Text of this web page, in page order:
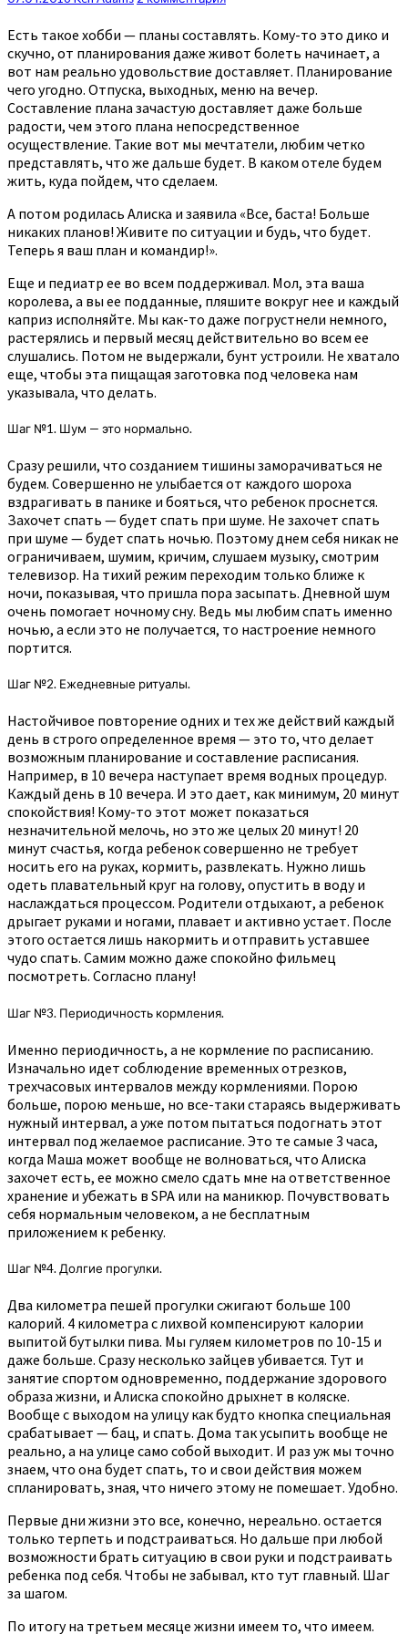
Есть такое хобби — планы составлять. Кому-то это дико и
скучно, от планирования даже живот болеть начинает, а
вот нам реально удовольствие доставляет. Планирование
чего угодно. Отпуска, выходных, меню на вечер.
Составление плана зачастую доставляет даже больше
радости, чем этого плана непосредственное
осуществление. Такие вот мы мечтатели, любим четко
представлять, что же дальше будет. В каком отеле будем
жить, куда пойдем, что сделаем.
А потом родилась Алиска и заявила «Все, баста! Больше
никаких планов! Живите по ситуации и будь, что будет.
Теперь я ваш план и командир!».
Еще и педиатр ее во всем поддерживал. Мол, эта ваша
королева, а вы ее подданные, пляшите вокруг нее и каждый
каприз исполняйте. Мы как-то даже погрустнели немного,
растерялись и первый месяц действительно во всем ее
слушались. Потом не выдержали, бунт устроили. Не хватало
еще, чтобы эта пищащая заготовка под человека нам
указывала, что делать.
Шаг №1. Шум — это нормально.
Сразу решили, что созданием тишины заморачиваться не
будем. Совершенно не улыбается от каждого шороха
вздрагивать в панике и бояться, что ребенок проснется.
Захочет спать — будет спать при шуме. Не захочет спать
при шуме — будет спать ночью. Поэтому днем себя никак не
ограничиваем, шумим, кричим, слушаем музыку, смотрим
телевизор. На тихий режим переходим только ближе к
ночи, показывая, что пришла пора засыпать. Дневной шум
очень помогает ночному сну. Ведь мы любим спать именно
ночью, а если это не получается, то настроение немного
портится.
Шаг №2. Ежедневные ритуалы.
Настойчивое повторение одних и тех же действий каждый
день в строго определенное время — это то, что делает
возможным планирование и составление расписания.
Например, в 10 вечера наступает время водных процедур.
Каждый день в 10 вечера. И это дает, как минимум, 20 минут
спокойствия! Кому-то этот может показаться
незначительной мелочь, но это же целых 20 минут! 20
минут счастья, когда ребенок совершенно не требует
носить его на руках, кормить, развлекать. Нужно лишь
одеть плавательный круг на голову, опустить в воду и
наслаждаться процессом. Родители отдыхают, а ребенок
дрыгает руками и ногами, плавает и активно устает. После
этого остается лишь накормить и отправить уставшее
чудо спать. Самим можно даже спокойно фильмец
посмотреть. Согласно плану!
Шаг №3. Периодичность кормления.
Именно периодичность, а не кормление по расписанию.
Изначально идет соблюдение временных отрезков,
трехчасовых интервалов между кормлениями. Порою
больше, порою меньше, но все-таки стараясь выдерживать
нужный интервал, а уже потом пытаться подогнать этот
интервал под желаемое расписание. Это те самые 3 часа,
когда Маша может вообще не волноваться, что Алиска
захочет есть, ее можно смело сдать мне на ответственное
хранение и убежать в SPA или на маникюр. Почувствовать
себя нормальным человеком, а не бесплатным
приложением к ребенку.
Шаг №4. Долгие прогулки.
Два километра пешей прогулки сжигают больше 100
калорий. 4 километра с лихвой компенсируют калории
выпитой бутылки пива. Мы гуляем километров по 10-15 и
даже больше. Сразу несколько зайцев убивается. Тут и
занятие спортом одновременно, поддержание здорового
образа жизни, и Алиска спокойно дрыхнет в коляске.
Вообще с выходом на улицу как будто кнопка специальная
срабатывает — бац, и спать. Дома так усыпить вообще не
реально, а на улице само собой выходит. И раз уж мы точно
знаем, что она будет спать, то и свои действия можем
спланировать, зная, что ничего этому не помешает. Удобно.
Первые дни жизни это все, конечно, нереально. остается
только терпеть и подстраиваться. Но дальше при любой
возможности брать ситуацию в свои руки и подстраивать
ребенка под себя. Чтобы не забывал, кто тут главный. Шаг
за шагом.
По итогу на третьем месяце жизни имеем то, что имеем.